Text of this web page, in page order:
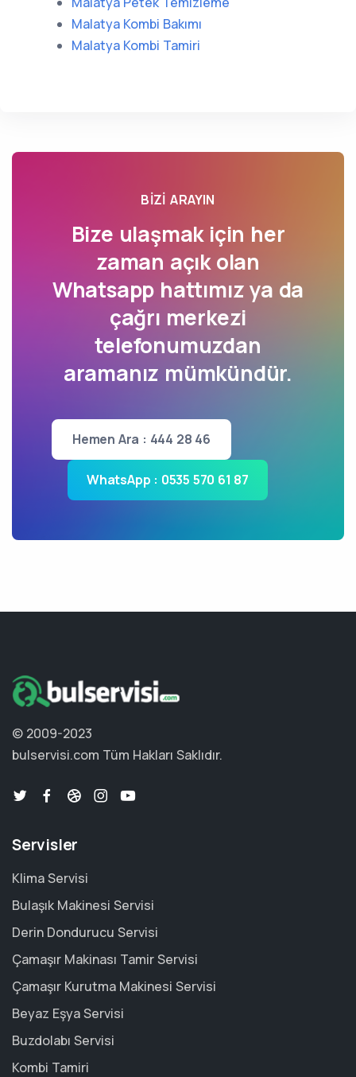
Malatya Kombi Bakımı
Malatya Kombi Tamiri
BIZI ARAYIN
Bize ulaşmak için her
zaman açık olan
Whatsapp hattımız ya da
çağrı merkezi
telefonumuzdan
aramanız mümkündür.
Hemen Ara : 444 28 46
WhatsApp : 0535 570 61 87
© 2009-2023
bulservisi.com Tüm Hakları Saklıdır.
Servisler
Klima Servisi
Bulaşık Makinesi Servisi
Derin Dondurucu Servisi
Çamaşır Makinası Tamir Servisi
Çamaşır Kurutma Makinesi Servisi
Beyaz Eşya Servisi
Buzdolabı Servisi
Kombi Tamiri